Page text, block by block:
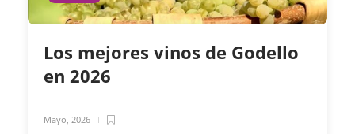
Los mejores vinos de Godello
en 2026
Mayo, 2026